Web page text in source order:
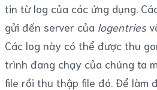
tin từ log của các ứng dụng.
gửi đến server của logentries
Các log này có thể được thu
trình đang chạy của chúng ta
file rồi thu thập file đó. Để làm